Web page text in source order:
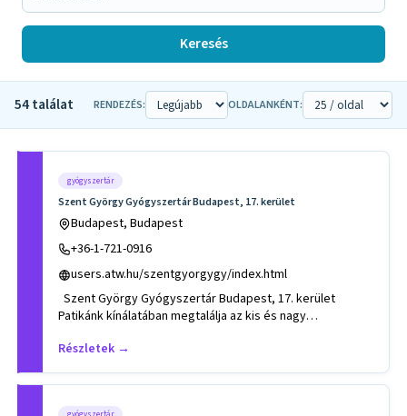
Keresés
54 találat RENDEZÉS: OLDALANKÉNT:
gyógyszertár
Szent György Gyógyszertár Budapest, 17. kerület
Budapest, Budapest
+36-1-721-0916
users.atw.hu/szentgyorgygy/index.html
Szent György Gyógyszertár Budapest, 17. kerület
Patikánk kínálatában megtalálja az kis és nagy
Részletek →